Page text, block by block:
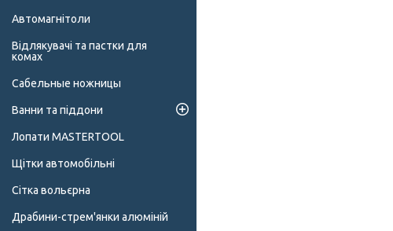
Автомагнітоли
Відлякувачі та пастки для
комах
Сабельные ножницы
Ванни та піддони
Лопати MASTERTOOL
Щітки автомобільні
Сітка вольєрна
Драбини-стрем'янки алюміній